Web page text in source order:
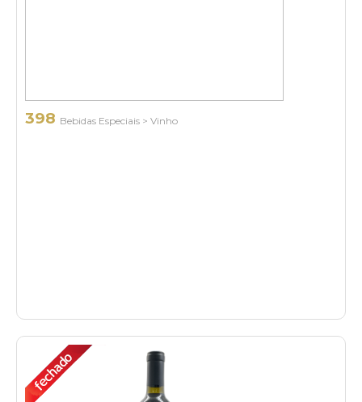
398 Bebidas Especiais > Vinho